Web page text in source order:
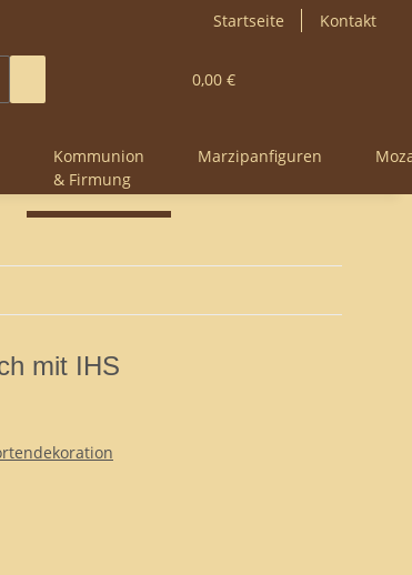
Startseite Kontakt
0,00 €
Kommunion
& Firmung
Marzipanfiguren
mit IHS